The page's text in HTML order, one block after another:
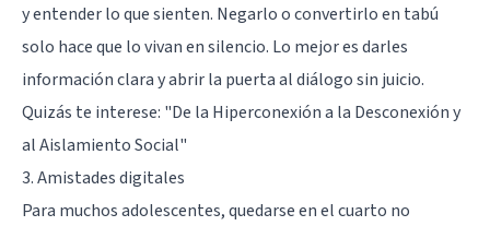
y entender lo que sienten. Negarlo o convertirlo en tabú
solo hace que lo vivan en silencio. Lo mejor es darles
información clara y abrir la puerta al diálogo sin juicio.
Quizás te interese: "De la Hiperconexión a la Desconexión y
al Aislamiento Social"
3. Amistades digitales
Para muchos adolescentes, quedarse en el cuarto no